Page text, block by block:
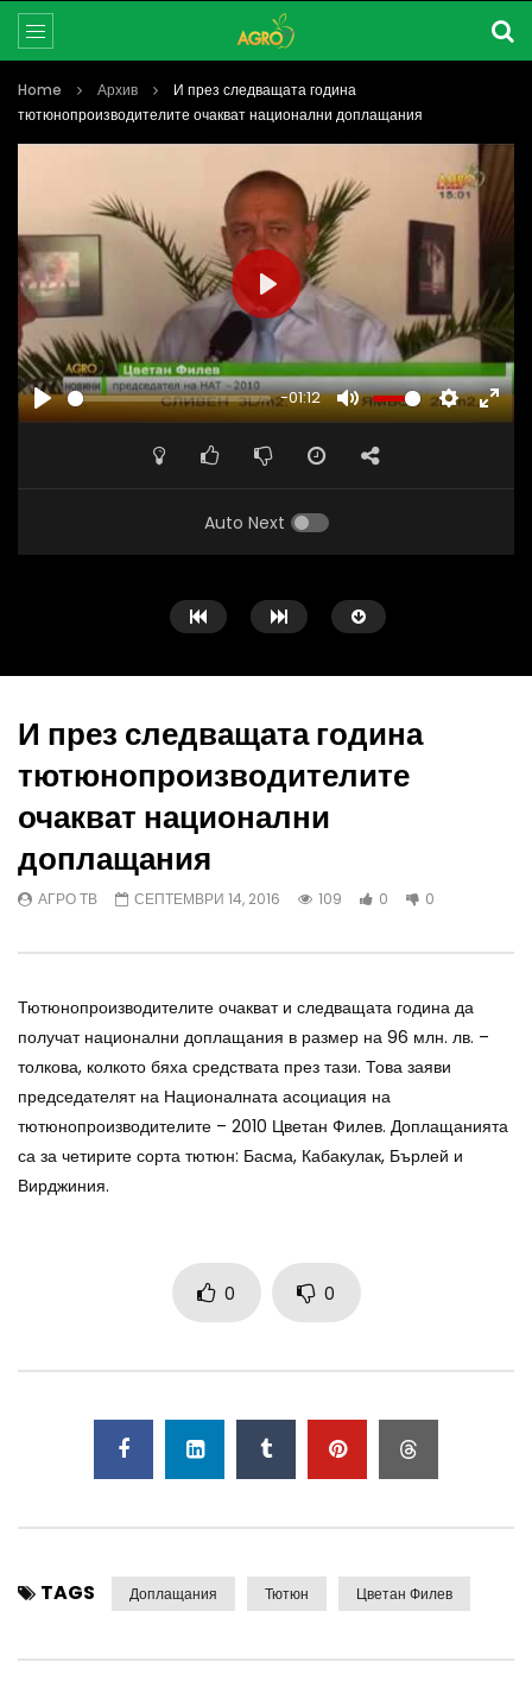
Home Архив
И през следващата година
тютюнопроизводителите очакват национални доплащания
PLAY
-01:12
MUTE SETTINGS
PLAY
Auto Next
Watch Later
Централна емисия новини на АГРО
ТВ – 31.03.2021 г
АГРО ТВ МАРТ 31, 2021
МИРЕЛА СПАСОВА
И през следващата година
тютюнопроизводителите
очакват национални
доплащания
АГРО ТВ СЕПТЕМВРИ 14, 2016 109 0 0
Тютюнопроизводителите очакват и следващата година да
получат национални доплащания в размер на 96 млн. лв. –
толкова, колкото бяха средствата през тази. Това заяви
председателят на Националната асоциация на
тютюнопроизводителите – 2010 Цветан Филев. Доплащанията
са за четирите сорта тютюн: Басма, Кабакулак, Бърлей и
Вирджиния.
0 0
TAGS Доплащания Тютюн Цветан Филев